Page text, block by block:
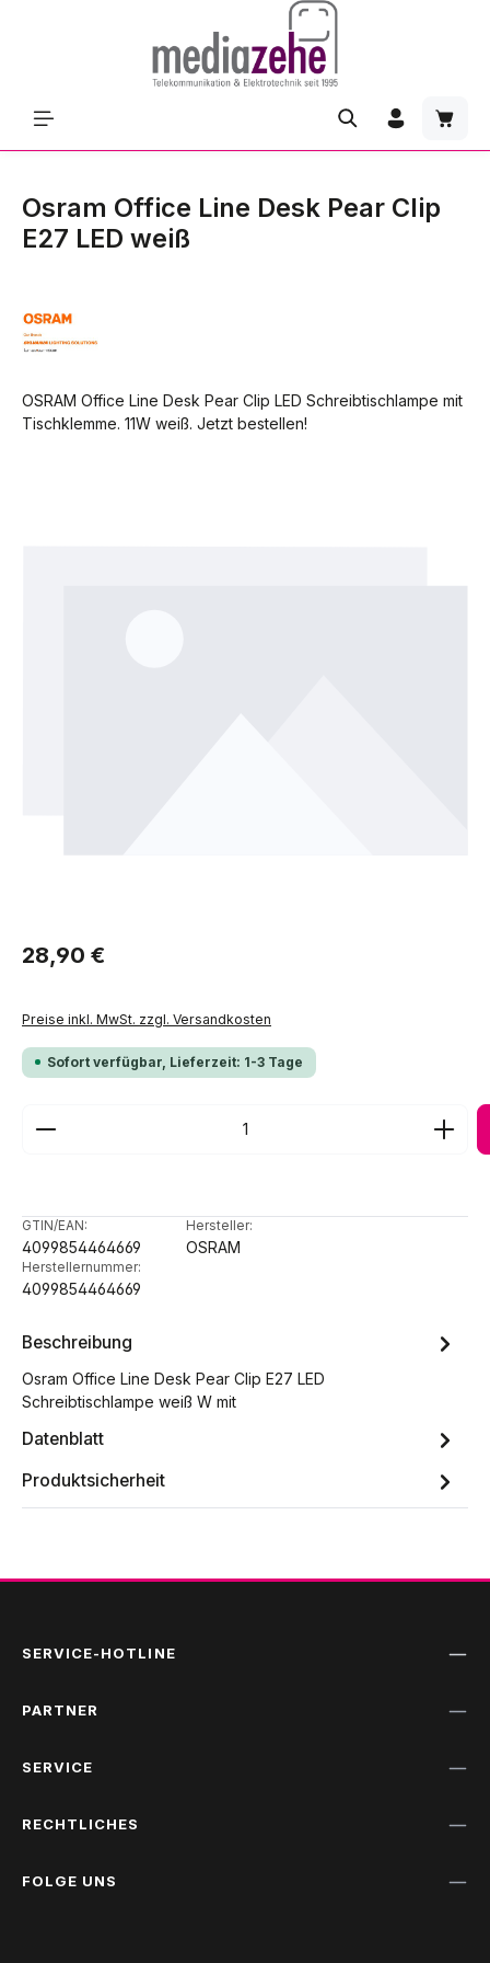
Osram Office Line Desk Pear Clip
E27 LED weiß
OSRAM Office Line Desk Pear Clip LED Schreibtischlampe mit
Tischklemme. 11W weiß. Jetzt bestellen!
Regulärer Preis:
28,90 €
Preise inkl. MwSt. zzgl. Versandkosten
Sofort verfügbar, Lieferzeit: 1-3 Tage
Produkt Anzahl: Gib den gewünschten Wert ein
GTIN/EAN:
4099854464669
Hersteller:
OSRAM
Herstellernummer:
4099854464669
Beschreibung
Osram Office Line Desk Pear Clip E27 LED
Schreibtischlampe weiß W mit
Datenblatt
Produktsicherheit
SERVICE-HOTLINE
PARTNER
SERVICE
RECHTLICHES
FOLGE UNS